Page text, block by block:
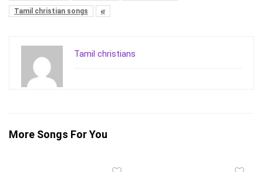
Tamil christian songs
ஏ
Tamil christians
More Songs For You